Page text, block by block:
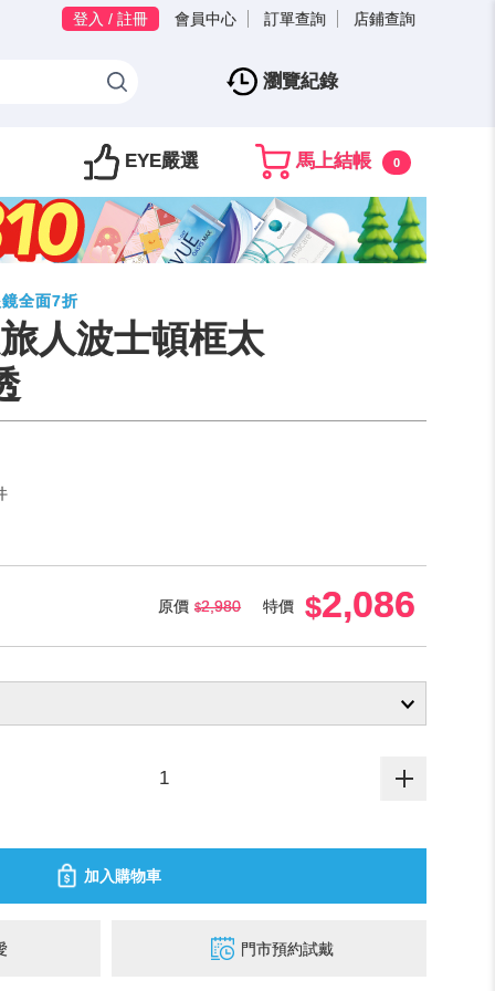
登入 / 註冊 會員中心 訂單查詢 店鋪查詢
瀏覽紀錄
EYE嚴選 馬上結帳 0
全面7折
人波士頓框太
原價 2,980 特價 2,086
加入購物車
門市預約試戴